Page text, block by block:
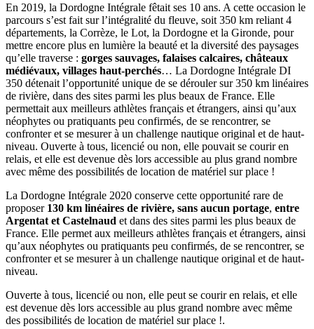
En 2019, la Dordogne Intégrale fêtait ses 10 ans. A cette occasion le
parcours s’est fait sur l’intégralité du fleuve, soit 350 km reliant 4
départements, la Corrèze, le Lot, la Dordogne et la Gironde, pour
mettre encore plus en lumière la beauté et la diversité des paysages
qu’elle traverse : gorges sauvages, falaises calcaires, châteaux
médiévaux, villages haut-perchés… La Dordogne Intégrale DI
350 détenait l’opportunité unique de se dérouler sur 350 km linéaires
de rivière, dans des sites parmi les plus beaux de France. Elle
permettait aux meilleurs athlètes français et étrangers, ainsi qu’aux
néophytes ou pratiquants peu confirmés, de se rencontrer, se
confronter et se mesurer à un challenge nautique original et de haut-
niveau. Ouverte à tous, licencié ou non, elle pouvait se courir en
relais, et elle est devenue dès lors accessible au plus grand nombre
avec même des possibilités de location de matériel sur place !
La Dordogne Intégrale 2020 conserve cette opportunité rare de
proposer 130 km linéaires de rivière, sans aucun portage, entre
Argentat et Castelnaud et dans des sites parmi les plus beaux de
France. Elle permet aux meilleurs athlètes français et étrangers, ainsi
qu’aux néophytes ou pratiquants peu confirmés, de se rencontrer, se
confronter et se mesurer à un challenge nautique original et de haut-
niveau.
Ouverte à tous, licencié ou non, elle peut se courir en relais, et elle
est devenue dès lors accessible au plus grand nombre avec même
des possibilités de location de matériel sur place !.